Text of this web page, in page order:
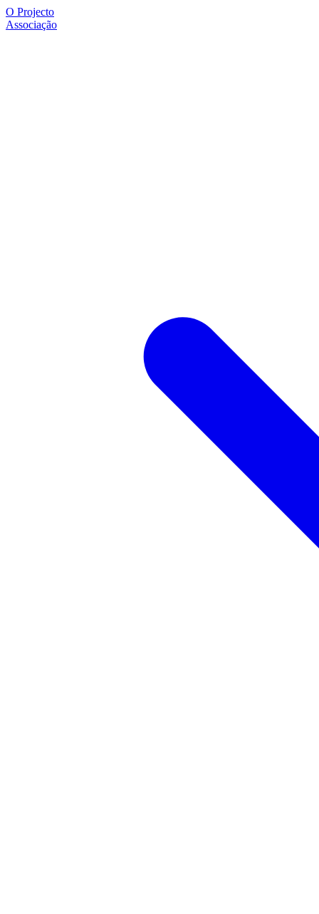
O Projecto
Associação